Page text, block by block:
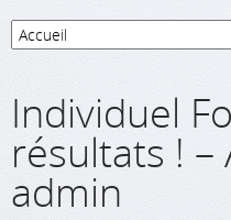
Individuel
résultats ! –
admin